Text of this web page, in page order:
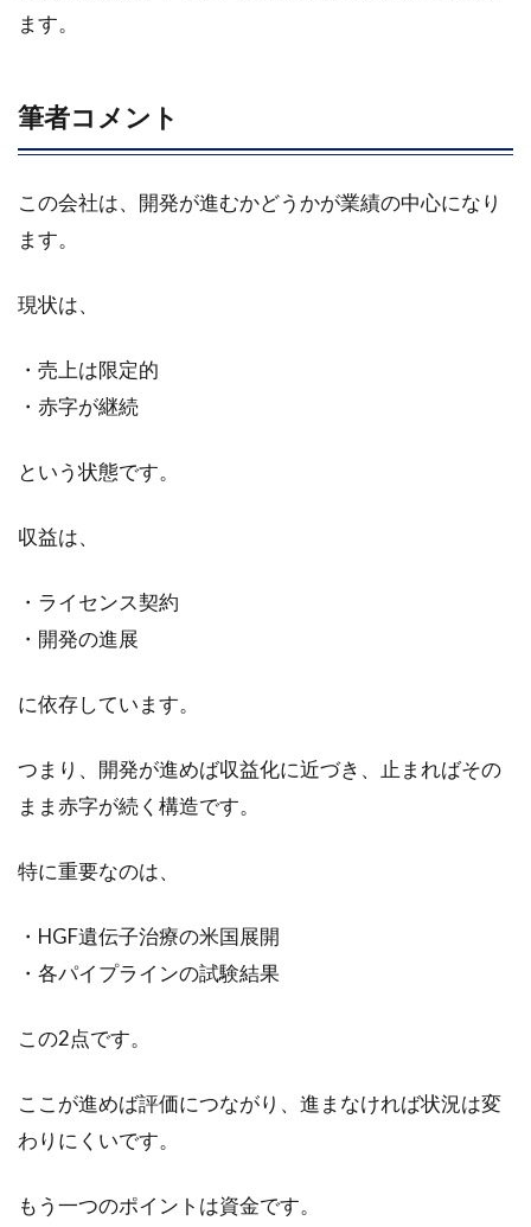
ます。
筆者コメント
この会社は、開発が進むかどうかが業績の中心になり
ます。
現状は、
・売上は限定的
・赤字が継続
という状態です。
収益は、
・ライセンス契約
・開発の進展
に依存しています。
つまり、開発が進めば収益化に近づき、止まればその
まま赤字が続く構造です。
特に重要なのは、
・HGF遺伝子治療の米国展開
・各パイプラインの試験結果
この2点です。
ここが進めば評価につながり、進まなければ状況は変
わりにくいです。
もう一つのポイントは資金です。